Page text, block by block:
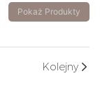
Pokaż Produkty
Kolejny